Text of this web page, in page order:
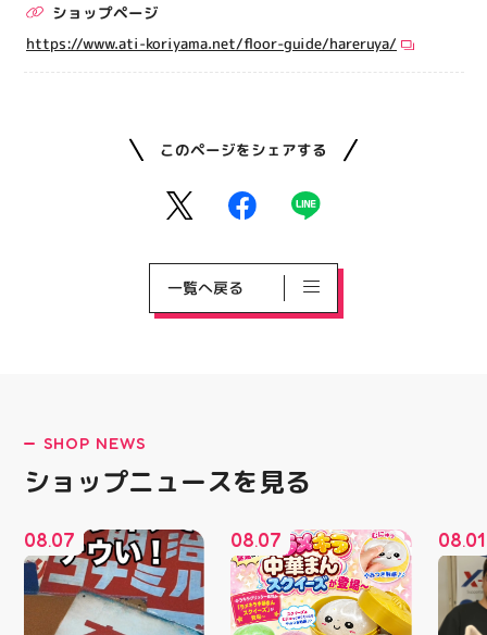
ショップページ
https://www.ati-koriyama.net/floor-guide/hareruya/
このページをシェアする
一覧へ戻る
SHOP NEWS
ショップニュースを見る
08.07 08.07 08.01